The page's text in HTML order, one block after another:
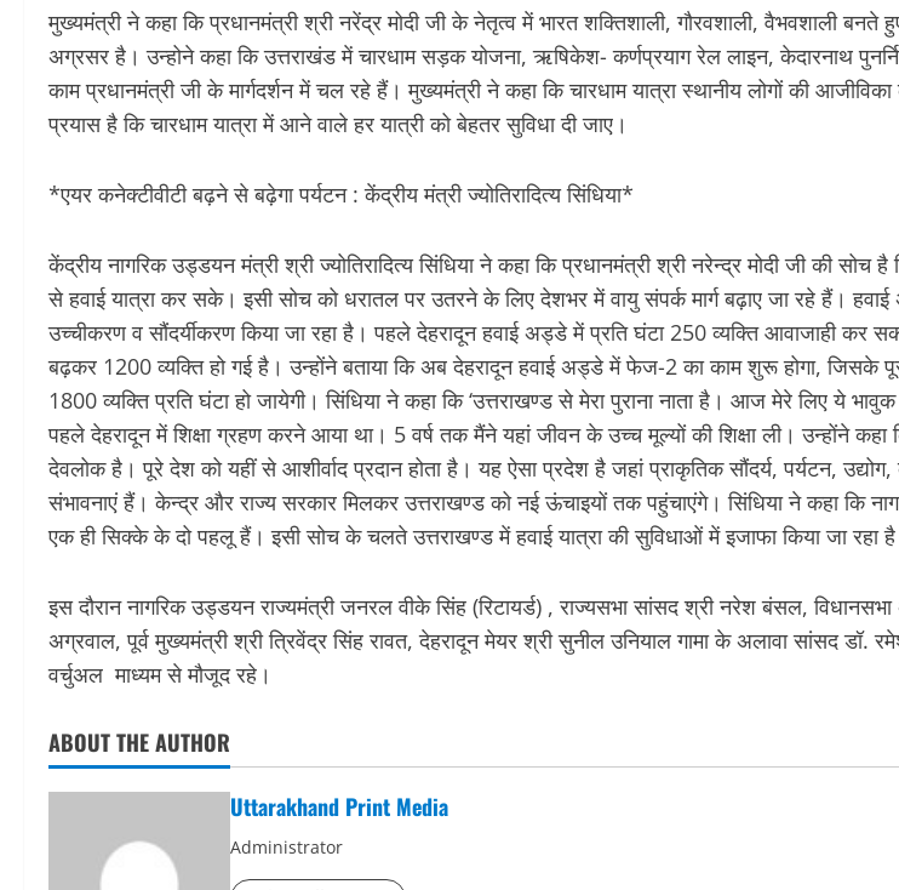
मुख्यमंत्री ने कहा कि प्रधानमंत्री श्री नरेंद्र मोदी जी के नेतृत्व में भारत शक्तिशाली, गौरवशाली, वैभवशाली
अग्रसर है। उन्होने कहा कि उत्तराखंड में चारधाम सड़क योजना, ऋषिकेश- कर्णप्रयाग रेल लाइन, केदारनाथ
काम प्रधानमंत्री जी के मार्गदर्शन में चल रहे हैं। मुख्यमंत्री ने कहा कि चारधाम यात्रा स्थानीय लोगों की
प्रयास है कि चारधाम यात्रा में आने वाले हर यात्री को बेहतर सुविधा दी जाए।
*एयर कनेक्टीवीटी बढ़ने से बढ़ेगा पर्यटन : केंद्रीय मंत्री ज्योतिरादित्य सिंधिया*
केंद्रीय नागरिक उड्डयन मंत्री श्री ज्योतिरादित्य सिंधिया ने कहा कि प्रधानमंत्री श्री नरेन्द्र मोदी जी की
से हवाई यात्रा कर सके। इसी सोच को धरातल पर उतरने के लिए देशभर में वायु संपर्क मार्ग बढ़ाए जा रहे हैं। हवाई
उच्चीकरण व सौंदर्यीकरण किया जा रहा है। पहले देहरादून हवाई अड्डे में प्रति घंटा 250 व्यक्ति आवाजाही कर
बढ़कर 1200 व्यक्ति हो गई है। उन्होंने बताया कि अब देहरादून हवाई अड्डे में फेज-2 का काम शुरू होगा, जिसके
1800 व्यक्ति प्रति घंटा हो जायेगी। सिंधिया ने कहा कि ‘उत्तराखण्ड से मेरा पुराना नाता है। आज मेरे लिए ये
पहले देहरादून में शिक्षा ग्रहण करने आया था। 5 वर्ष तक मैंने यहां जीवन के उच्च मूल्यों की शिक्षा ली। उन्होंने
देवलोक है। पूरे देश को यहीं से आशीर्वाद प्रदान होता है। यह ऐसा प्रदेश है जहां प्राकृतिक सौंदर्य, पर्यटन, उद्योग,
संभावनाएं हैं। केन्द्र और राज्य सरकार मिलकर उत्तराखण्ड को नई ऊंचाइयों तक पहुंचाएंगे। सिंधिया ने कहा कि
एक ही सिक्के के दो पहलू हैं। इसी सोच के चलते उत्तराखण्ड में हवाई यात्रा की सुविधाओं में इजाफा किया जा रहा
इस दौरान नागरिक उड्डयन राज्यमंत्री जनरल वीके सिंह (रिटायर्ड) , राज्यसभा सांसद श्री नरेश बंसल,
अग्रवाल, पूर्व मुख्यमंत्री श्री त्रिवेंद्र सिंह रावत, देहरादून मेयर श्री सुनील उनियाल गामा के अलावा सांसद डॉ.
वर्चुअल माध्यम से मौजूद रहे।
ABOUT THE AUTHOR
Uttarakhand Print Media
Administrator